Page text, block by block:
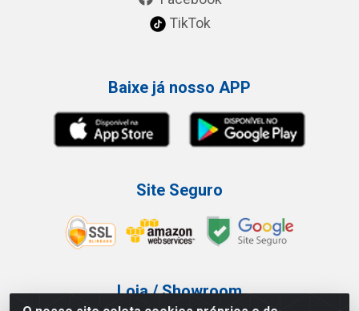
TikTok
Baixe já nosso APP
Site Seguro
Loja / Showroom